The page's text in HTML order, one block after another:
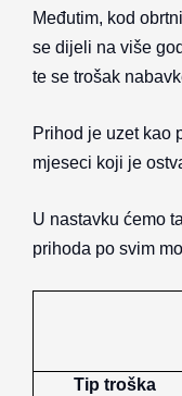
Međutim, kod
se dijeli na više
te se trošak
Prihod je uzet kao
mjeseci koji je
U nastavku ćemo
prihoda po svim
Tip troška